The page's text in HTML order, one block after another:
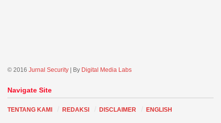
© 2016 Jurnal Security | By Digital Media Labs
Navigate Site
TENTANG KAMI REDAKSI DISCLAIMER ENGLISH